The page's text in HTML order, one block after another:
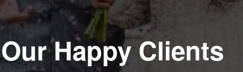
Our Happy Clients